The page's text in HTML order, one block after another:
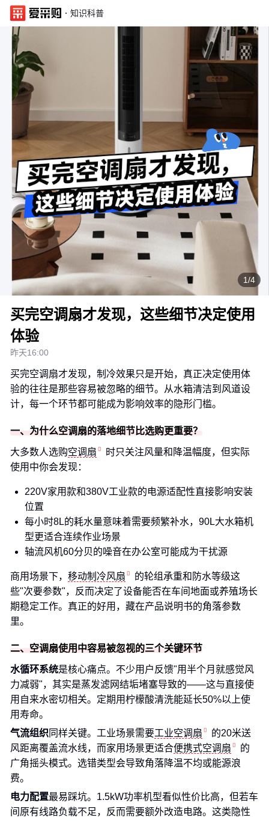
· 知识科普
1/4
买完空调扇才发现，这些细节决定使用
体验
昨天16:00
买完空调扇才发现，制冷效果只是开始，真正决定使用体
验的往往是那些容易被忽略的细节。从水箱清洁到风道设
计，每一个环节都可能成为影响效率的隐形门槛。
一、为什么空调扇的落地细节比选购更重要？
大多数人选购空调扇
时只关注风量和降温幅度，但实际
使用中你会发现：
220V家用款和380V工业款的电源适配性直接影响安装
位置
每小时8L的耗水量意味着需要频繁补水，90L大水箱机
型更适合连续作业场景
轴流风机60分贝的噪音在办公室可能成为干扰源
商用场景下， 移动制冷风扇
的轮组承重和防水等级这
些"次要参数"，反而决定了设备能否在车间地面或养殖场长
期稳定工作。真正的好用，藏在产品说明书的角落参数
里。
二、空调扇使用中容易被忽视的三个关键环节
水循环系统是核心痛点。不少用户反馈"用半个月就感觉风
力减弱"，其实是蒸发滤网结垢堵塞导致的——这与直接使
用自来水密切相关。定期用柠檬酸清洗能延长50%以上使
用寿命。
气流组织 同样关键。工业场景需要工业空调扇
的20米送
风距离覆盖流水线，而家用场景更适合便携式空调扇
的
广角摇头模式。选错类型会导致角落降温不均或能源浪
费。
电力配置最易踩坑。1.5kW功率机型看似性价比高，但若车
间原有线路负载不足，反而需要额外改造电路。这类隐性